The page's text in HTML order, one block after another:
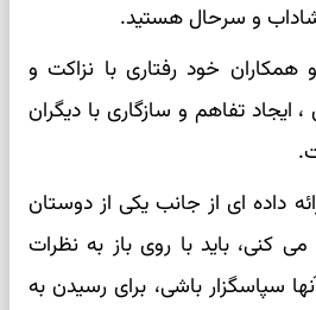
و سرحال هستید.
همکاران خود رفتاری با نزاکت و
ایجاد تفاهم و سازگاری با دیگران
داده ای از جانب یکی از دوستان
کنی، باید با روی باز به نظرات
سپاسگزار باشی، برای رسیدن به